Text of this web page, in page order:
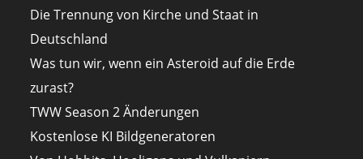
Die Trennung von Kirche und Staat in
Deutschland
Was tun wir, wenn ein Asteroid auf die Erde
zurast?
TWW Season 2 Änderungen
Kostenlose KI Bildgeneratoren